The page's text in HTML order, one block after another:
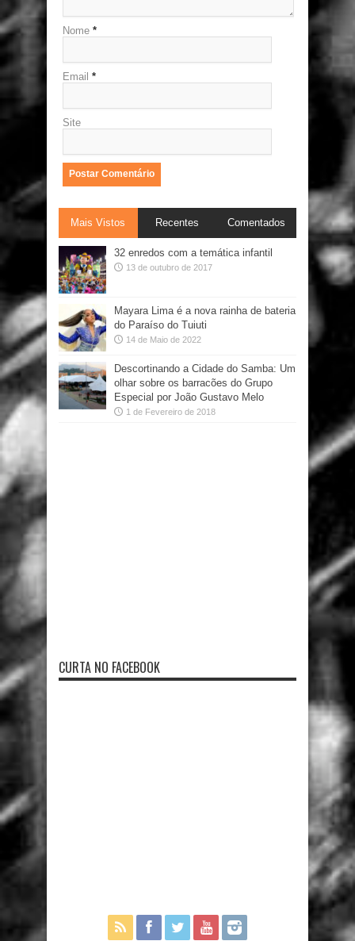
Nome *
Email *
Site
Mais Vistos Recentes Comentados
32 enredos com a temática infantil
13 de outubro de 2017
Mayara Lima é a nova rainha de bateria
do Paraíso do Tuiuti
14 de Maio de 2022
Descortinando a Cidade do Samba: Um
olhar sobre os barracões do Grupo
Especial por João Gustavo Melo
1 de Fevereiro de 2018
CURTA NO FACEBOOK